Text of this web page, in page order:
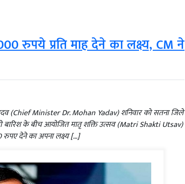
रुपये प्रति माह देने का लक्ष्य, CM ने
(Chief Minister Dr. Mohan Yadav) शनिवार को सतना जिले
के बीच आयोजित मातृ शक्ति उत्सव (Matri Shakti Utsav)
रुपए देने का अपना लक्ष्य […]